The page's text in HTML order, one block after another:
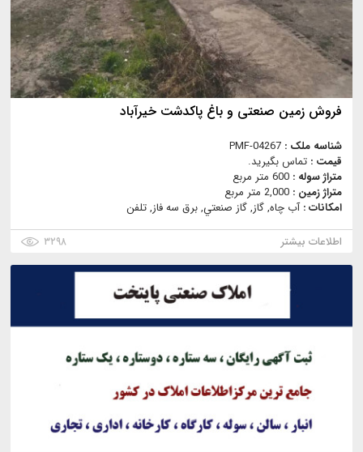
فروش زمین صنعتی و باغ پاکدشت خیرآباد
شناسه ملک : PMF-04267
قیمت : تماس بگیرید.
متراژ سوله : 600 متر مربع
متراژ زمین : 2,000 متر مربع
امکانات :آب چاه, گاز, گاز صنعتي, برق سه فاز, تلفن
اطلاعات بیشتر
۳۲۹۸